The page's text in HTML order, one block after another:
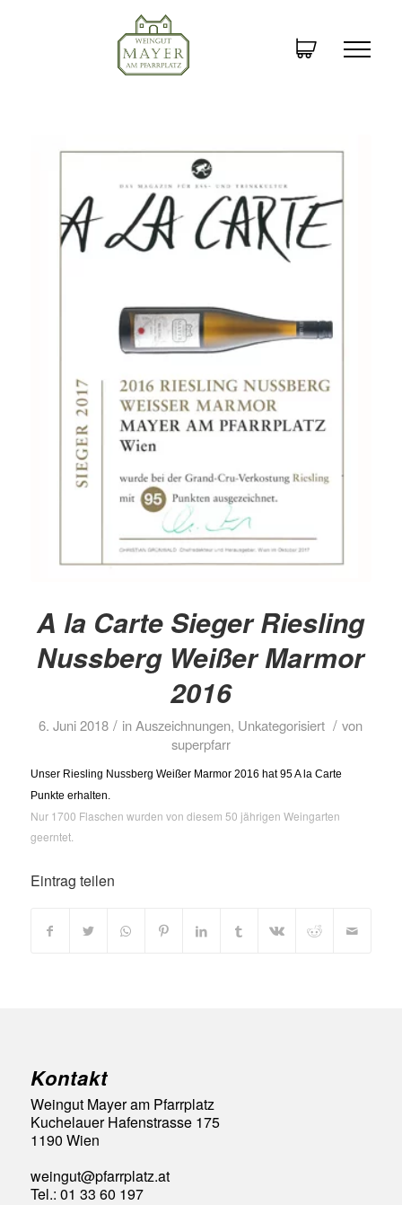
A la Carte Sieger Riesling
Nussberg Weißer Marmor
2016
6. Juni 2018 / inAuszeichnungen, Unkategorisiert / von
superpfarr
Unser Riesling Nussberg Weißer Marmor 2016 hat 95 A la Carte
Punkte erhalten.
Nur 1700 Flaschen wurden von diesem 50 jährigen Weingarten
geerntet.
Eintrag teilen
Kontakt
Weingut Mayer am Pfarrplatz
Kuchelauer Hafenstrasse 175
1190 Wien
weingut@pfarrplatz.at
Tel.: 01 33 60 197